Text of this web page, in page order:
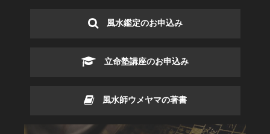
風水鑑定のお申込み
立命塾講座のお申込み
風水師ウメヤマの著書